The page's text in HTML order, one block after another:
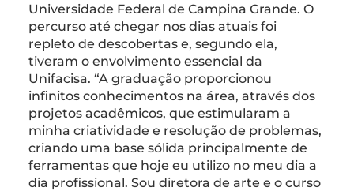
Universidade Federal de Campina Grande. O
percurso até chegar nos dias atuais foi
repleto de descobertas e, segundo ela,
tiveram o envolvimento essencial da
Unifacisa. “A graduação proporcionou
infinitos conhecimentos na área, através dos
projetos acadêmicos, que estimularam a
minha criatividade e resolução de problemas,
criando uma base sólida principalmente de
ferramentas que hoje eu utilizo no meu dia a
dia profissional. Sou diretora de arte e o curso